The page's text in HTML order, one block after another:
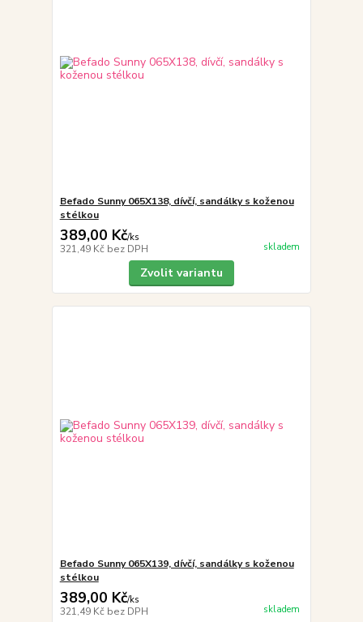
Befado Sunny 065X138, dívčí, sandálky s koženou
stélkou
389,00 Kč/ks
321,49 Kč bez DPH skladem
Zvolit variantu
Befado Sunny 065X139, dívčí, sandálky s koženou
stélkou
389,00 Kč/ks
321,49 Kč bez DPH skladem